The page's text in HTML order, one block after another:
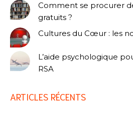
Comment se procurer
gratuits ?
Cultures du Cœur : les
L’aide psychologique
RSA
ARTICLES RÉCENTS